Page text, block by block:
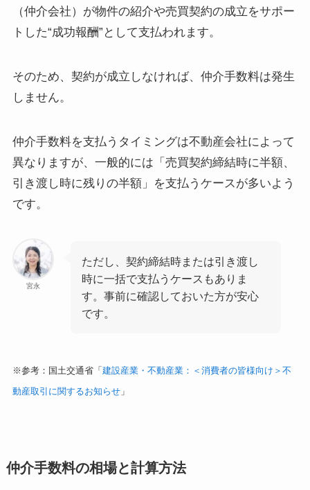
（仲介会社）が物件の紹介や売買契約の成立をサポー
トした“成功報酬”として支払われます。
そのため、契約が成立しなければ、仲介手数料は発生
しません。
仲介手数料を支払うタイミングは不動産会社によって
異なりますが、一般的には「売買契約締結時に半額、
引き渡し時に残りの半額」を支払うケースが多いよう
です。
宮永
ただし、契約締結時または引き渡し
時に一括で支払うケースもありま
す。事前に確認しておいた方が安心
です。
※参考：国土交通省「 建設産業・不動産業：＜消費者の皆様向け＞不
動産取引に関するお知らせ」
仲介手数料の相場と計算方法